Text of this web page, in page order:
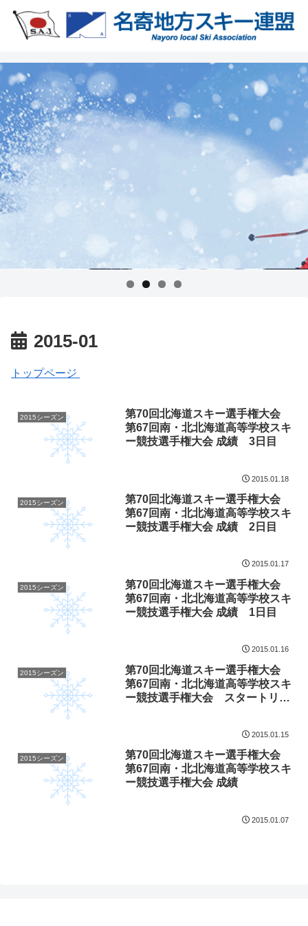
2015-01
トップページ
2015シーズン
第70回北海道スキー選手権大会
第67回南・北北海道高等学校スキ
ー競技選手権大会 成績 3日目
2015.01.18
2015シーズン
第70回北海道スキー選手権大会
第67回南・北北海道高等学校スキ
ー競技選手権大会 成績 2日目
2015.01.17
2015シーズン
第70回北海道スキー選手権大会
第67回南・北北海道高等学校スキ
ー競技選手権大会 成績 1日目
2015.01.16
2015シーズン
第70回北海道スキー選手権大会
第67回南・北北海道高等学校スキ
ー競技選手権大会 スタートリス
2015.01.15
2015シーズン
第70回北海道スキー選手権大会
第67回南・北北海道高等学校スキ
ー競技選手権大会 成績
2015.01.07